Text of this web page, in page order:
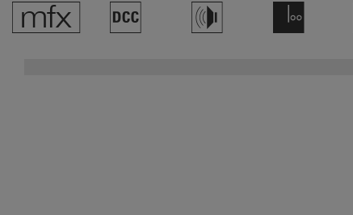
e § h L